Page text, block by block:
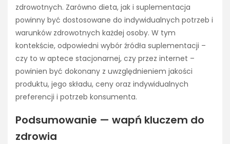
zdrowotnych. Zarówno dieta, jak i suplementacja
powinny być dostosowane do indywidualnych potrzeb i
warunków zdrowotnych każdej osoby. W tym
kontekście, odpowiedni wybór źródła suplementacji –
czy to w aptece stacjonarnej, czy przez internet –
powinien być dokonany z uwzględnieniem jakości
produktu, jego składu, ceny oraz indywidualnych
preferencji i potrzeb konsumenta.
Podsumowanie — wapń kluczem do
zdrowia